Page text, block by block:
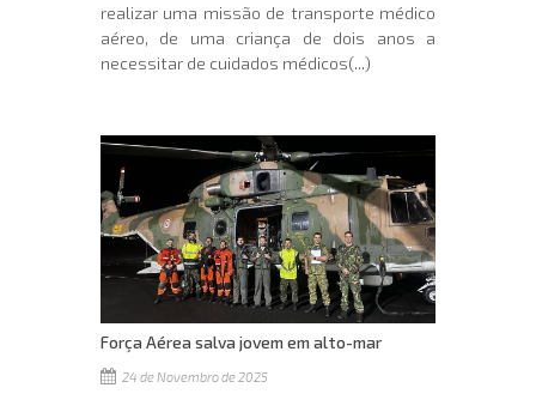
realizar uma missão de transporte médico
aéreo, de uma criança de dois anos a
necessitar de cuidados médicos(...)
Força Aérea salva jovem em alto-mar
24 de Novembro de 2025